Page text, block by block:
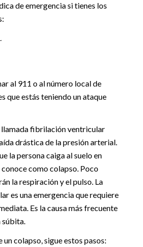
de emergencia si tienes los
al 911 o al número local de
que estás teniendo un ataque
fibrilación ventricular
drástica de la presión arterial.
la persona caiga al suelo en
conoce como colapso. Poco
la respiración y el pulso. La
es una emergencia que requiere
Es la causa más frecuente
súbita.
un colapso, sigue estos pasos: